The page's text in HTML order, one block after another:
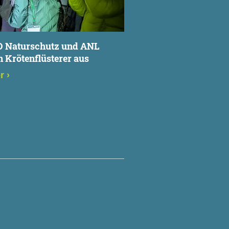
Naturschutz und ANL
Krötenflüsterer aus
›